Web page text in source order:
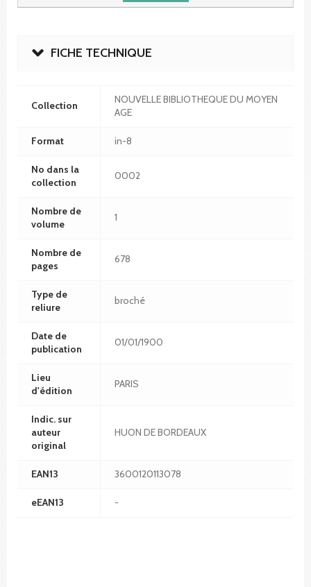
FICHE TECHNIQUE
Collection
NOUVELLE BIBLIOTHEQUE DU MOYEN
AGE
Format in-8
No dans la
collection
0002
Nombre de
volume
1
Nombre de
pages
678
Type de
reliure
broché
Date de
publication
01/01/1900
Lieu
d'édition
PARIS
Indic. sur
auteur
original
HUON DE BORDEAUX
EAN13 3600120113078
eEAN13 -